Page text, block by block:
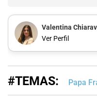
Valentina
Ver Perfil
#TEMAS: Papa